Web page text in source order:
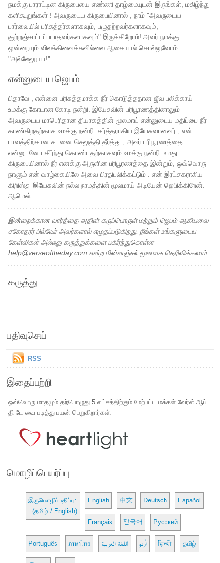
நமக்கு பாராட்டின கிருபையை எண்ணி தாழ்மையுடன் இருங்கள், மகிழ்ந்து
களிகூறுங்கள் ! அவருடைய கிருபையினால் , நாம் "அவருடைய
பார்வையில் பரிசுத்தர்களாகவும், பழுதற்றவர்களாகவும்,
குற்றஞ்சாட்டப்படாதவர்களாகவும்" இருக்கிறோம்! அவர் நமக்கு
ஒன்றையும் விலக்கிவைக்கவில்லை ஆகையால் சொல்லுவோம்
"அல்லேலூயா!"
என்னுடைய ஜெபம்
பிதாவே , என்னை பரிசுத்தமாக்க நீர் கொடுத்ததான ஜீவ பலிக்காய்
உமக்கு கோடான கோடி நன்றி. இயேசுவின் பரிபூரணத்தினாலும்
அவருடைய மாபெரிதான தியாகத்தின் மூலமாய் என்னுடைய மதிப்பை நீர்
காண்கிறதற்காக உமக்கு நன்றி. கர்த்தராகிய இயேசுவானவர் , என்
பாவத்திற்கான கடனை செலுத்தி தீர்த்து , அவர் பரிபூரணத்தை
என்னுடனே பகிர்ந்து கொண்டதற்காகவும் உமக்கு நன்றி. உமது
கிருபையினால் நீர் எனக்கு அருளின பரிபூரணத்தை இன்றும், ஒவ்வொரு
நாளும் என் வாழ்கையிலே அவை பிரதிபலிக்கட்டும் . என் இரட்சகராகிய
கிறிஸ்து இயேசுவின் நல்ல நாமத்தின் மூலமாய் அடியேன் ஜெபிக்கிறேன்.
ஆமென்.
இன்றைக்கான வார்த்தை அதின் கருப்பொருள் மற்றும் ஜெபம் ஆகியவை
சகோதரர் பில்வேர் அவர்களால் எழுதப்படுகிறது. நீங்கள் உங்களுடைய
கேள்விகள் அல்லது கருத்துக்களை பகிர்ந்துகொள்ள
help@verseoftheday.com என்ற மின்னஞ்சல் மூலமாக தெரிவிக்கலாம்.
கருத்து
பதிவுசெய்
RSS
இதைப்பற்றி
ஒவ்வொரு மாதமும் தற்பொழுது 5 லட்சத்திற்கும் மேற்பட்ட மக்கள் வேர்ஸ் ஆப்
தி டே வை படித்து பயன் பெறுகிறார்கள்.
மொழிப்பெயர்ப்பு
இருமொழிப்பதிப்பு:
(தமிழ் / English)
English 中文 Deutsch Español
Français 한국어 Русский
Português ภาษาไทย اللغة العربية اُردو हिन्दी தமிழ்